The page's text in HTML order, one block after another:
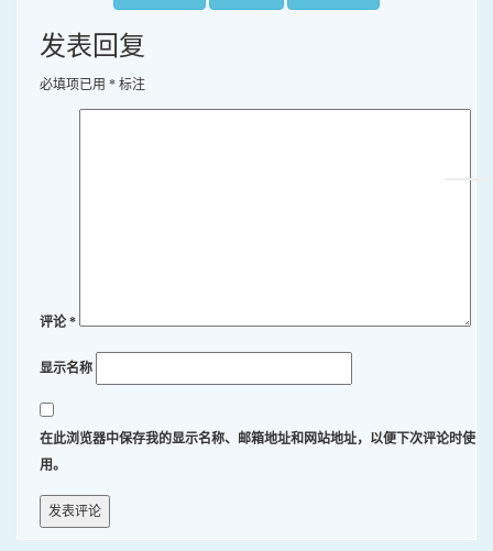
发表回复
必填项已用 * 标注
评论*
显示名称
在此浏览器中保存我的显示名称、邮箱地址和网站地址，以便下次评论时使
用。